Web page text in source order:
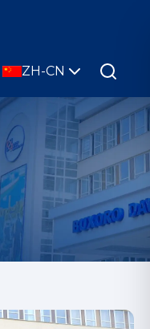
ZH-CN